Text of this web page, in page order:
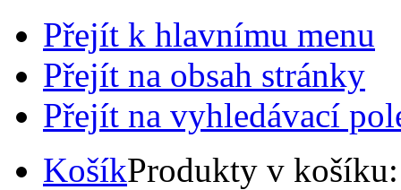
Přejít k hlavnímu menu
Přejít na obsah stránky
Přejít na vyhledávací
KošíkProdukty v